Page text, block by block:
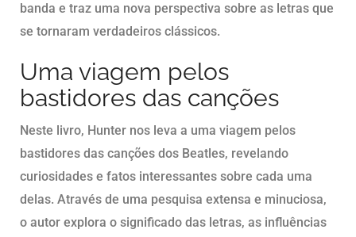
banda e traz uma nova perspectiva sobre as letras que
se tornaram verdadeiros clássicos.
Uma viagem pelos
bastidores das canções
Neste livro, Hunter nos leva a uma viagem pelos
bastidores das canções dos Beatles, revelando
curiosidades e fatos interessantes sobre cada uma
delas. Através de uma pesquisa extensa e minuciosa,
o autor explora o significado das letras, as influências